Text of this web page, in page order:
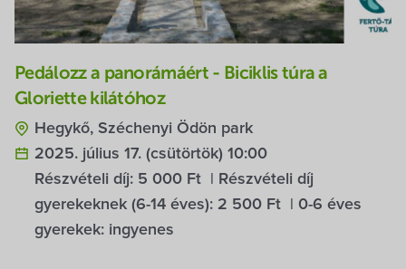
Pedálozz a panorámáért - Biciklis túra a
Gloriette kilátóhoz
Hegykő, Széchenyi Ödön park
2025. július 17. (csütörtök) 10:00
Részvételi díj: 5 000 Ft | Részvételi díj
gyerekeknek (6-14 éves): 2 500 Ft | 0-6 éves
gyerekek: ingyenes